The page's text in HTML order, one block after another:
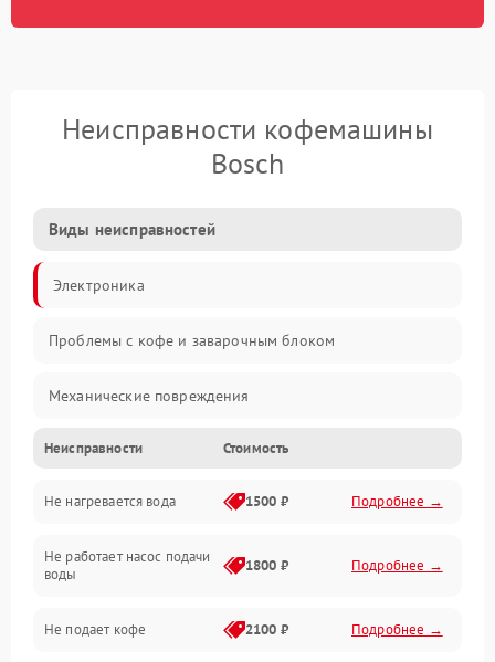
Неисправности кофемашины
Bosch
Виды неисправностей
Электроника
Проблемы с кофе и заварочным блоком
Механические повреждения
Прочие неисправности
Включение и работа
Проблемы с водой
Проблемы с капучинатором и паром
Неисправности Стоимость
Не нагревается вода 1500 ₽ Подробнее →
Не работает насос подачи
воды
1800 ₽ Подробнее →
Не подает кофе 2100 ₽ Подробнее →